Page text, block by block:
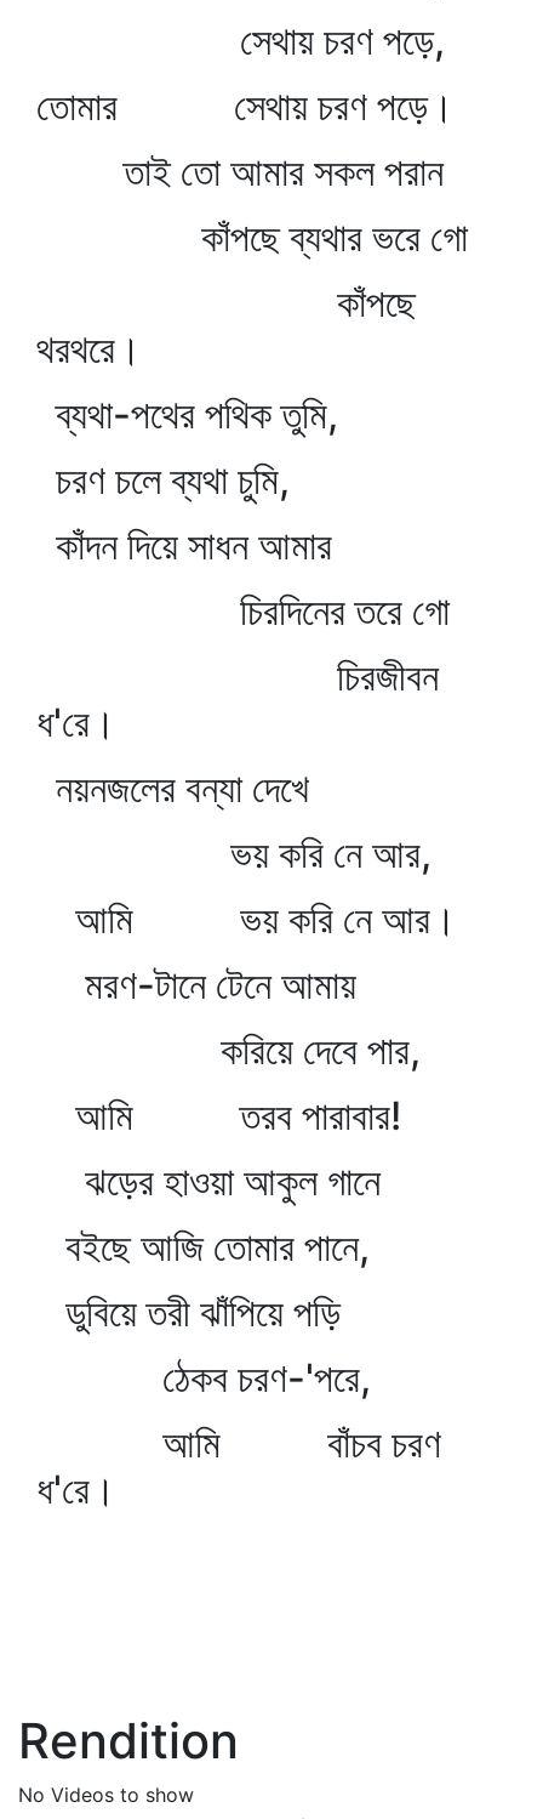
সেথায় চরণ পড়ে,
তোমার সেথায় চরণ পড়ে।
তাই তো আমার সকল পরান
কাঁপছে ব্যথার ভরে গো
কাঁপছে
থরথরে।
ব্যথা-পথের পথিক তুমি,
চরণ চলে ব্যথা চুমি,
কাঁদন দিয়ে সাধন আমার
চিরদিনের তরে গো
চিরজীবন
ধ'রে।
নয়নজলের বন্যা দেখে
ভয় করি নে আর,
আমি ভয় করি নে আর।
মরণ-টানে টেনে আমায়
করিয়ে দেবে পার,
আমি তরব পারাবার!
ঝড়ের হাওয়া আকুল গানে
বইছে আজি তোমার পানে,
ডুবিয়ে তরী ঝাঁপিয়ে পড়ি
ঠেকব চরণ-'পরে,
আমি বাঁচব চরণ
ধ'রে।
Rendition
No Videos to show